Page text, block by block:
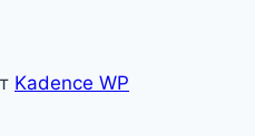
Kadence WP